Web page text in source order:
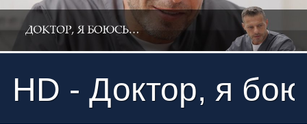
HD - Доктор, я